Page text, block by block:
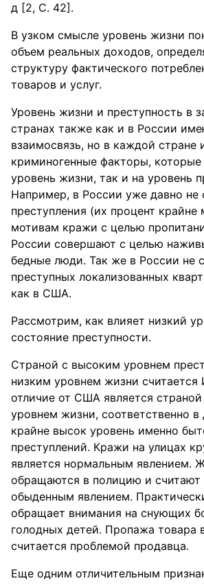
д [2, С. 42].
В узком смысле уровень жизни
объем реальных доходов,
структуру фактического
товаров и услуг.
Уровень жизни и преступность в
странах также как и в России
взаимосвязь, но в каждой стране
криминогенные факторы, которые
уровень жизни, так и на уровень
Например, в России уже давно не
преступления (их процент крайне
мотивам кражи с целью
России совершают с целью
бедные люди. Так же в России не
преступных локализованных
как в США.
Рассмотрим, как влияет низкий
состояние преступности.
Страной с высоким уровнем
низким уровнем жизни
отличие от США является
уровнем жизни, соответственно в
крайне высок уровень именно
преступлений. Кражи на улицах
является нормальным явлением.
обращаются в полицию и считают
обыденным явлением.
обращает внимания на снующих
голодных детей. Пропажа товара
считается проблемой продавца.
Еще одним отличительным